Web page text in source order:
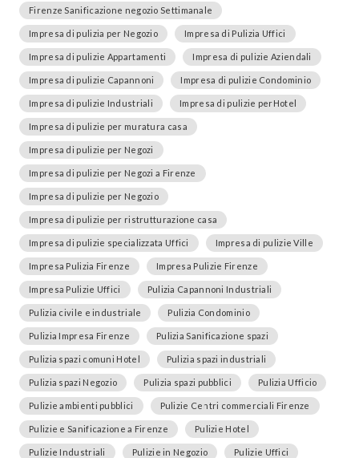
Firenze Sanificazione negozio Settimanale
Impresa di pulizia per Negozio Impresa di Pulizia Uffici
Impresa di pulizie Appartamenti Impresa di pulizie Aziendali
Impresa di pulizie Capannoni Impresa di pulizie Condominio
Impresa di pulizie Industriali Impresa di pulizie perHotel
Impresa di pulizie per muratura casa
Impresa di pulizie per Negozi
Impresa di pulizie per Negozi a Firenze
Impresa di pulizie per Negozio
Impresa di pulizie per ristrutturazione casa
Impresa di pulizie specializzata Uffici Impresa di pulizie Ville
Impresa Pulizia Firenze Impresa Pulizie Firenze
Impresa Pulizie Uffici Pulizia Capannoni Industriali
Pulizia civile e industriale Pulizia Condominio
Pulizia Impresa Firenze Pulizia Sanificazione spazi
Pulizia spazi comuni Hotel Pulizia spazi industriali
Pulizia spazi Negozio Pulizia spazi pubblici Pulizia Ufficio
Pulizie ambienti pubblici Pulizie Centri commerciali Firenze
Pulizie e Sanificazione a Firenze Pulizie Hotel
Pulizie Industriali Pulizie in Negozio Pulizie Uffici